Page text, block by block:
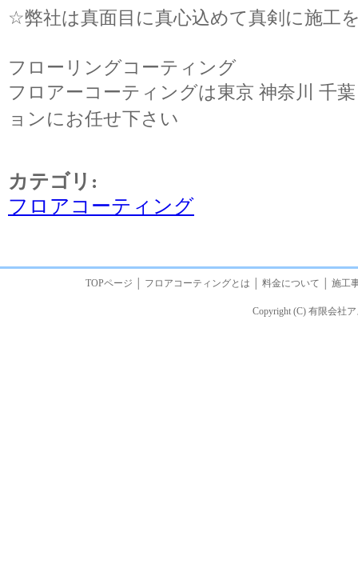
☆弊社は真面目に真心込めて真剣に施工
フローリングコーティング
フロアーコーティングは東京 神奈川 千
ョンにお任せ下さい
カテゴリ :
フロアコーティング
TOPページ フロアコーティングとは 料金について 施工
Copyright (C) 有限会社